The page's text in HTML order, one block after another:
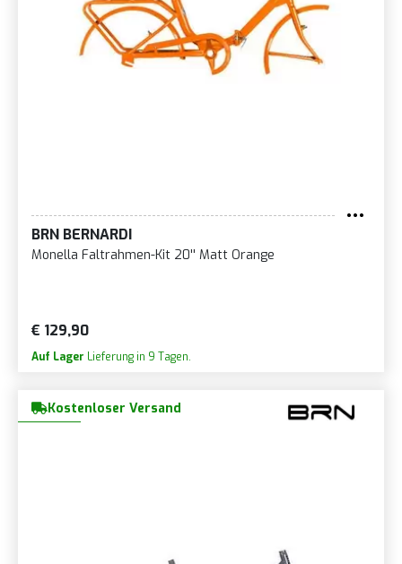
BRN BERNARDI
Monella Faltrahmen-Kit 20'' Matt Orange
€ 129,90
Auf Lager Lieferung in 9 Tagen.
Kostenloser Versand